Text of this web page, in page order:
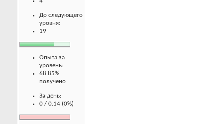
До следующего
уровня:
19
Опыта за
уровень:
68.85%
получено
За день:
0 / 0.14 (0%)